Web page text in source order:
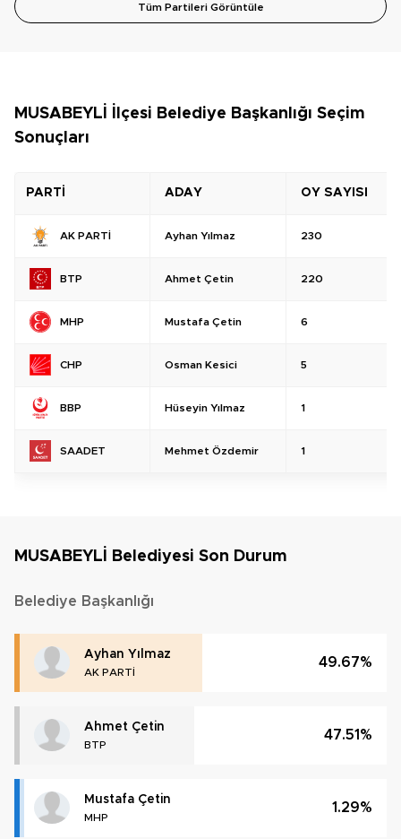
Tüm Partileri Görüntüle
MUSABEYLİ İlçesi Belediye Başkanlığı Seçim
Sonuçları
PARTİ ADAY OY SAYISI
AK PARTİ Ayhan Yılmaz 230
BTP Ahmet Çetin 220
MHP Mustafa Çetin 6
CHP Osman Kesici 5
BBP Hüseyin Yılmaz 1
SAADET Mehmet Özdemir 1
MUSABEYLİ Belediyesi Son Durum
Belediye Başkanlığı
Ayhan Yılmaz
AK PARTİ
49.67%
Ahmet Çetin
BTP
47.51%
Mustafa Çetin
MHP
1.29%